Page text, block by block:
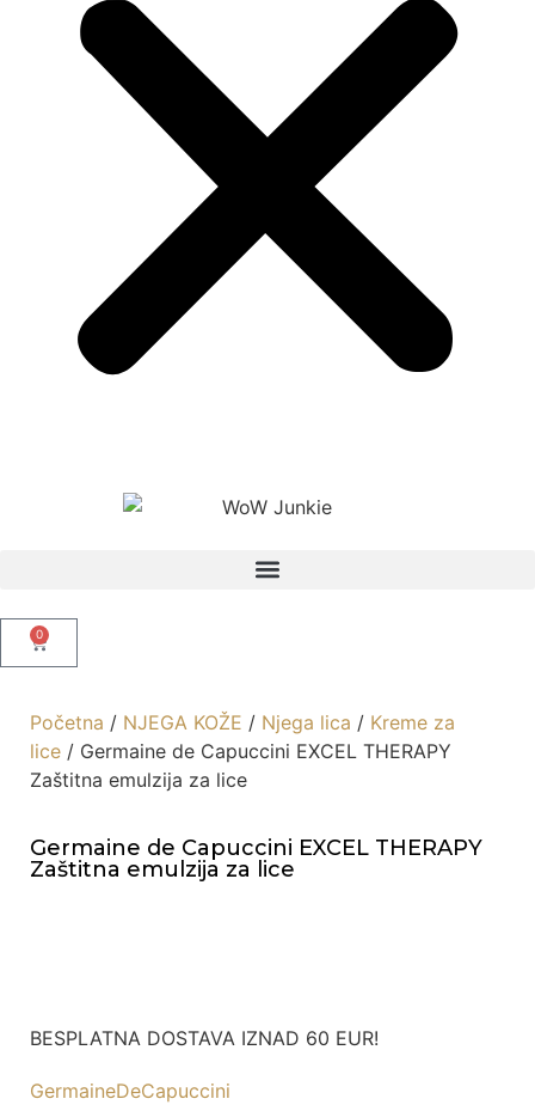
0
Početna / NJEGA KOŽE / Njega lica / Kreme za
lice / Germaine de Capuccini EXCEL THERAPY
Zaštitna emulzija za lice
Germaine de Capuccini EXCEL THERAPY
Zaštitna emulzija za lice
BESPLATNA DOSTAVA IZNAD 60 EUR!
GermaineDeCapuccini